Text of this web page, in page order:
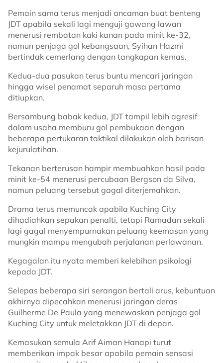
Pemain sama terus menjadi ancaman buat benteng
JDT apabila sekali lagi menguji gawang lawan
menerusi rembatan kaki kanan pada minit ke-32,
namun penjaga gol kebangsaan, Syihan Hazmi
bertindak cemerlang dengan tangkapan kemas.
Kedua-dua pasukan terus buntu mencari jaringan
hingga wisel penamat separuh masa pertama
ditiupkan.
Bersambung babak kedua, JDT tampil lebih agresif
dalam usaha memburu gol pembukaan dengan
beberapa pertukaran taktikal dilakukan oleh barisan
kejurulatihan.
Tekanan berterusan hampir membuahkan hasil pada
minit ke-54 menerusi percubaan Bergson da Silva,
namun peluang tersebut gagal diterjemahkan.
Drama terus memuncak apabila Kuching City
dihadiahkan sepakan penalti, tetapi Ramadan sekali
lagi gagal menyempurnakan peluang keemasan yang
mungkin mampu mengubah perjalanan perlawanan.
Kegagalan itu nyata memberi kelebihan psikologi
kepada JDT.
Selepas beberapa siri serangan bertali arus, kebuntuan
akhirnya dipecahkan menerusi jaringan deras
Guilherme De Paula yang menewaskan penjaga gol
Kuching City untuk meletakkan JDT di depan.
Kemasukan semula Arif Aiman Hanapi turut
memberikan impak besar apabila pemain sensasi